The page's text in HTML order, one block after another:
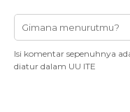
Isi komentar sepenuhnya
diatur dalam UU ITE